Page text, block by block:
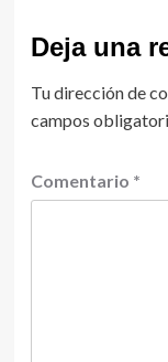
Deja una
Tu dirección de
campos
Comentario *